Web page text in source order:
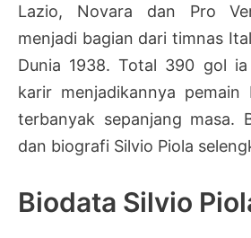
Lazio, Novara dan Pro
menjadi bagian dari timnas
Dunia 1938. Total 390 gol
karir menjadikannya
terbanyak sepanjang masa.
dan biografi Silvio Piola
Biodata Silvio